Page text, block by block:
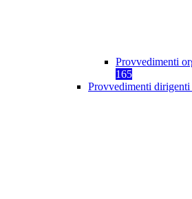
Provvedimenti
165
Provvedimenti